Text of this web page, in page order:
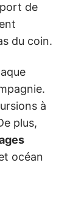
de
du coin.
à
plus,
océan